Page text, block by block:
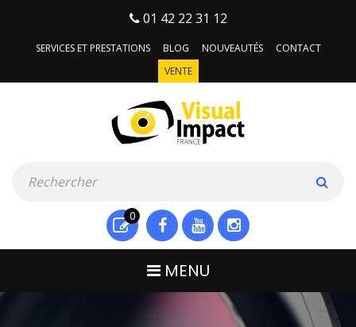
01 42 22 31 12
SERVICES ET PRESTATIONS BLOG NOUVEAUTÉS
CONTACT
VENTE
0
MENU